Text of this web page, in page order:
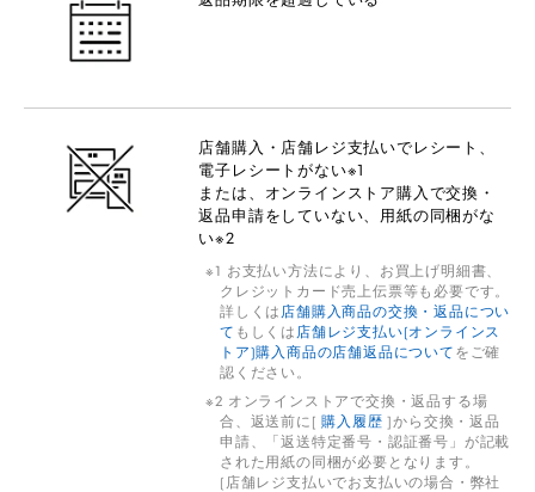
店舗購入・店舗レジ支払いでレシート、
電子レシートがない※1
または、オンラインストア購入で交換・
返品申請をしていない、用紙の同梱がな
い※2
1 お支払い方法により、お買上げ明細書、
クレジットカード売上伝票等も必要です。
詳しくは 店舗購入商品の交換・返品につい
て もしくは 店舗レジ支払い(オンラインス
トア)購入商品の店舗返品について をご確
認ください。
2 オンラインストアで交換・返品する場
合、返送前に[購入履歴 ]から交換・返品
申請、「返送特定番号・認証番号」が記載
された用紙の同梱が必要となります。
(店舗レジ支払いでお支払いの場合・弊社